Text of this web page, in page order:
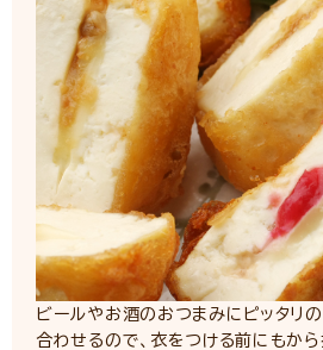
ビールやお酒のおつまみにピッタリ
合わせるので、衣をつける前にもか